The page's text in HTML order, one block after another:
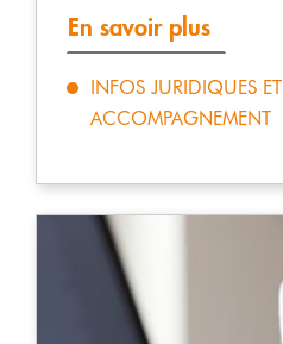
En savoir plus
INFOS JURIDIQUES ET
ACCOMPAGNEMENT